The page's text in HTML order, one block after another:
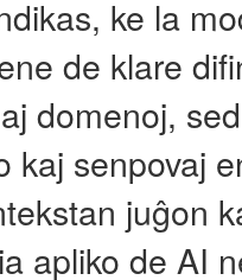
ke la
de klare
domenoj,
kaj senpovaj
juĝon
apliko de AI